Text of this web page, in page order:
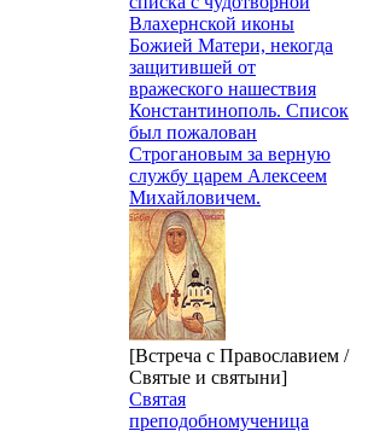
Влахернской иконы
Божией Матери, некогда
защитившей от
вражеского нашествия
Константинополь. Список
был пожалован
Строгановым за верную
службу царем Алексеем
Михайловичем.
[Встреча с Православием /
Святые и святыни]
Святая
преподобномученица